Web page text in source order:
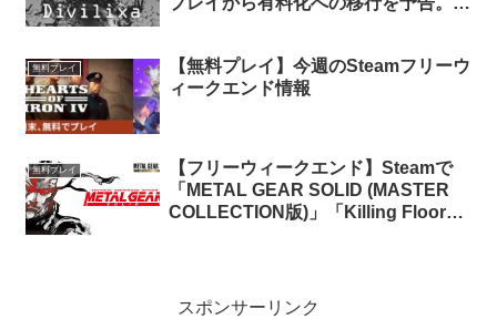
無料プレイ
【無料プレイ】今週のSteamフリーウ
ィークエンド情報
無料プレイ
【フリーウィークエンド】Steamで
「METAL GEAR SOLID (MASTER
COLLECTION版)」「Killing Floor
スポンサーリンク